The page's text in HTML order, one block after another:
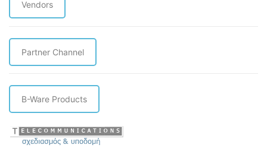
Vendors
Partner Channel
B-Ware Products